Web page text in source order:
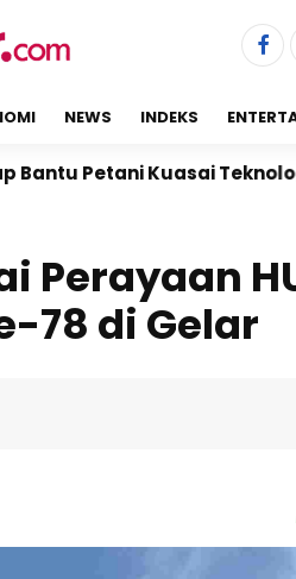
NEWS INDEKS
Teknologi Pertanian
Perayaan
78 di Gelar